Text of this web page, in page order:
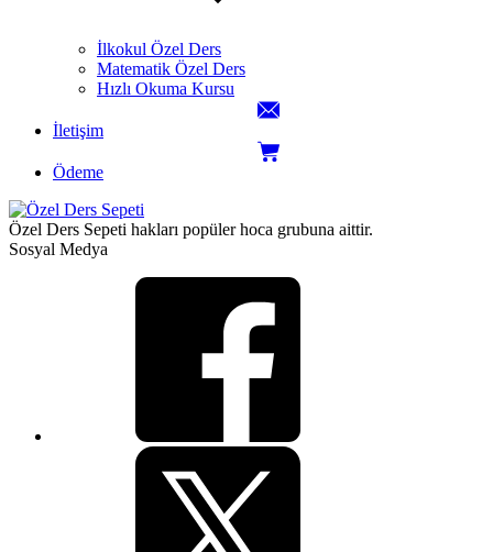
İlkokul Özel Ders
Matematik Özel Ders
Hızlı Okuma Kursu
İletişim
Ödeme
Özel Ders Sepeti hakları popüler hoca grubuna aittir.
Sosyal Medya